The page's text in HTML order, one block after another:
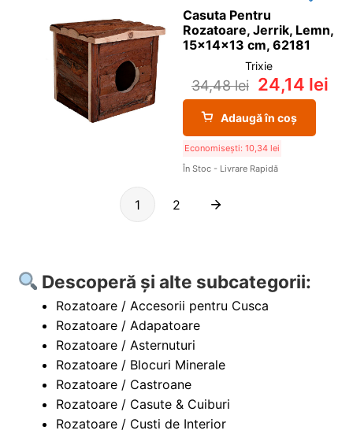
Casuta Pentru
Rozatoare, Jerrik, Lemn,
15x14x13 cm, 62181
Trixie
34,48lei 24,14 lei
Adaugă în coș
Economisești: 10,34 lei
În Stoc - Livrare Rapidă
1 2
Descoperă și alte subcategorii:
Rozatoare / Accesorii pentru Cusca
Rozatoare / Adapatoare
Rozatoare / Asternuturi
Rozatoare / Blocuri Minerale
Rozatoare / Castroane
Rozatoare / Casute & Cuiburi
Rozatoare / Custi de Interior